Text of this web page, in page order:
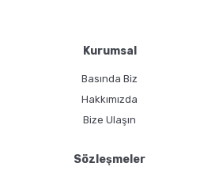
Kurumsal
Basında Biz
Hakkımızda
Bize Ulaşın
Sözleşmeler